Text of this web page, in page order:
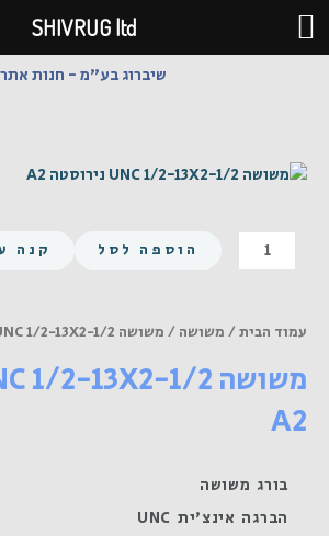
דילוג
לתוכן
שיברוג בע"מ - חנות אתר
כמות
של
13X2-
נירוסטה
הוספה לסל קנה
עמוד הבית/ משושה / משושה UNC 1/2-13X2-1/2 נירוסטה A2
A2
בורג משושה
הברגה אינצ'ית UNC
SHIVRUG ltd